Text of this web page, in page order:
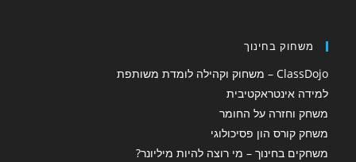
משחוק בחינוך
ClassDojo – משחוק וקהילה לומדת משותפת
למידה אינטראקטיבית
משחק וחזרה על החומר
משחק קורס הון פסיכולוגי
משחקים בחינוך – מי רוצה להיות מיליונר?